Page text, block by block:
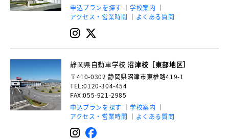
申込プランを探す
学校案内
アクセス・営業時間
よくある質問
静岡県自動車学校沼津校［東部地区］
〒410-0302 静岡県沼津市東椎路419-1
TEL:0120-304-454
FAX:055-921-2985
申込プランを探す
学校案内
アクセス・営業時間
よくある質問